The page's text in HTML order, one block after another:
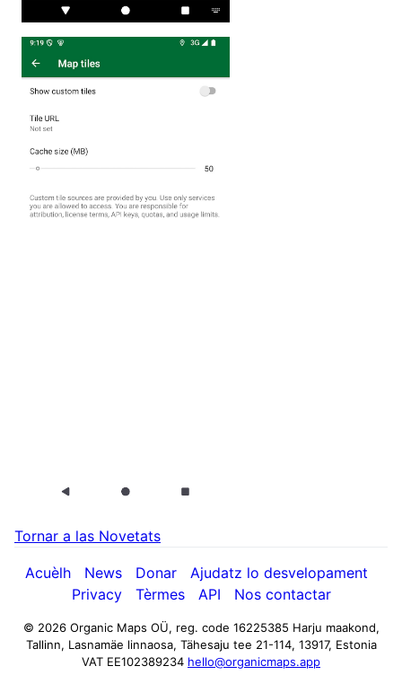
Tornar a las Novetats
Acuèlh News Donar
Ajudatz lo desvelopament
Privacy
Tèrmes API Nos contactar
© 2026 Organic Maps OÜ, reg. code 16225385 Harju maakond,
Tallinn, Lasnamäe linnaosa, Tähesaju tee 21-114, 13917, Estonia
VAT EE102389234 hello@organicmaps.app